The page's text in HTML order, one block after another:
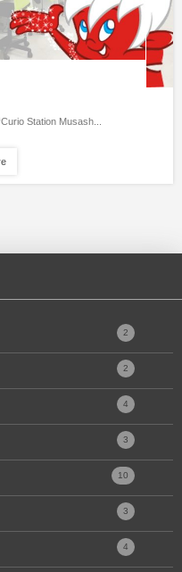
Station Musash...
2
2
4
3
10
3
4